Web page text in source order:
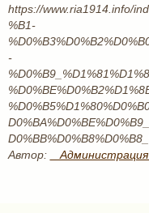
https://www.ria1914.info/
%B1-
-
Автор:
_